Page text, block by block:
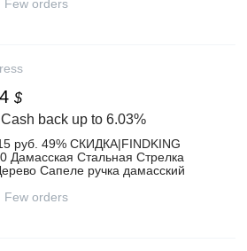
in Крепления from Товары для
Few orders
$
back up to 6.03%
руб. 49% СКИДКА|FINDKING
Дамасская Стальная Стрелка
Сапеле ручка дамасский
фруктов ножи-in Кухонные
Few orders